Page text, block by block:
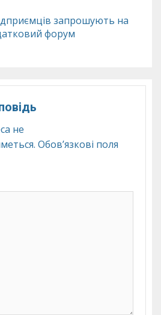
запрошують на
форум
не
Обов’язкові поля